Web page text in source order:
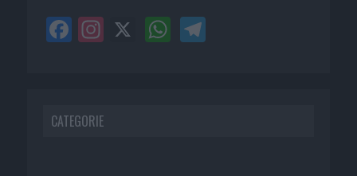
CATEGORIE